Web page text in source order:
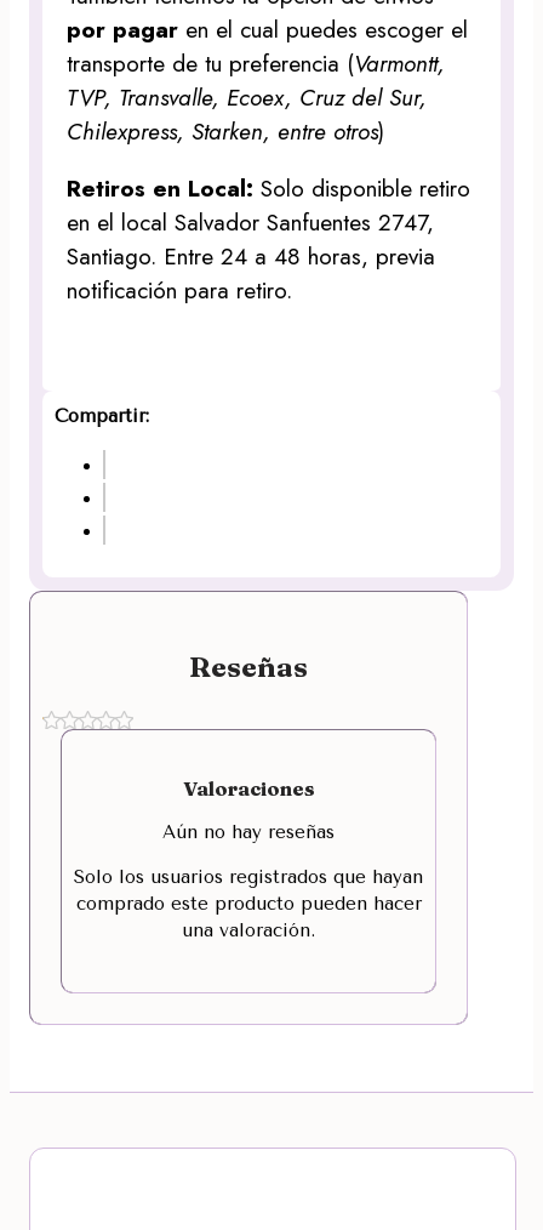
por pagar en el cual puedes escoger el
transporte de tu preferencia (Varmontt,
TVP, Transvalle, Ecoex, Cruz del Sur,
Chilexpress, Starken, entre otros)
Retiros en Local:Solo disponible retiro
en el local Salvador Sanfuentes 2747,
Santiago. Entre 24 a 48 horas, previa
notificación para retiro.
Compartir:
Reseñas
Valoraciones
Aún no hay reseñas
Solo los usuarios registrados que hayan
comprado este producto pueden hacer
una valoración.